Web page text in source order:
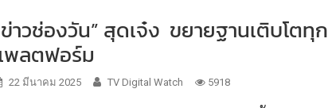
าวช่องวัน” สุดเจ๋ง ขยายฐานเติบโตทุก
ลตฟอร์ม
22 มีนาคม 2025 TV Digital Watch 5918